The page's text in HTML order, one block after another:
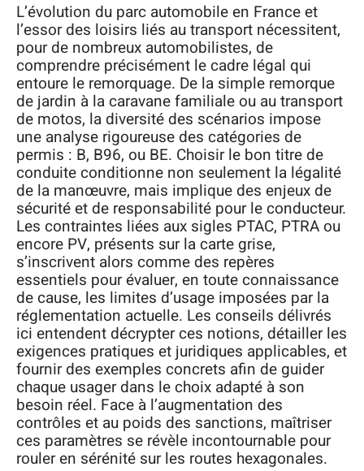
L’évolution du parc automobile en France et
l’essor des loisirs liés au transport nécessitent,
pour de nombreux automobilistes, de
comprendre précisément le cadre légal qui
entoure le remorquage. De la simple remorque
de jardin à la caravane familiale ou au transport
de motos, la diversité des scénarios impose
une analyse rigoureuse des catégories de
permis : B, B96, ou BE. Choisir le bon titre de
conduite conditionne non seulement la légalité
de la manœuvre, mais implique des enjeux de
sécurité et de responsabilité pour le conducteur.
Les contraintes liées aux sigles PTAC, PTRA ou
encore PV, présents sur la carte grise,
s’inscrivent alors comme des repères
essentiels pour évaluer, en toute connaissance
de cause, les limites d’usage imposées par la
réglementation actuelle. Les conseils délivrés
ici entendent décrypter ces notions, détailler les
exigences pratiques et juridiques applicables, et
fournir des exemples concrets afin de guider
chaque usager dans le choix adapté à son
besoin réel. Face à l’augmentation des
contrôles et au poids des sanctions, maîtriser
ces paramètres se révèle incontournable pour
rouler en sérénité sur les routes hexagonales.